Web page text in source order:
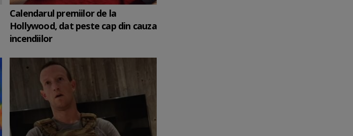
Calendarul premiilor de la
Hollywood, dat peste cap din cauza
incendiilor